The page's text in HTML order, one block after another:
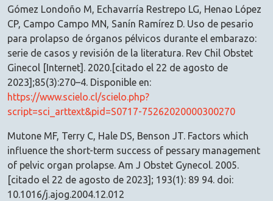
Gómez Londoño M, Echavarría Restrepo LG, Henao López
CP, Campo Campo MN, Sanín Ramírez D. Uso de pesario
para prolapso de órganos pélvicos durante el embarazo:
serie de casos y revisión de la literatura. Rev Chil Obstet
Ginecol [Internet]. 2020.[citado el 22 de agosto de
2023];85(3):270–4. Disponible en:
https://www.scielo.cl/scielo.php?
script=sci_arttext&pid=S0717-75262020000300270
Mutone MF, Terry C, Hale DS, Benson JT. Factors which
influence the short-term success of pessary management
of pelvic organ prolapse. Am J Obstet Gynecol. 2005.
[citado el 22 de agosto de 2023]; 193(1): 89 94. doi:
10.1016/j.ajog.2004.12.012